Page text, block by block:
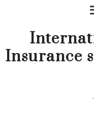
Insurance